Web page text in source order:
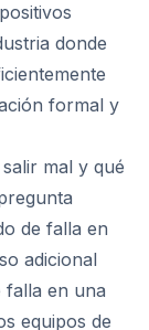
donde
formal y
mal y qué
de falla en
adicional
falla en una
equipos de